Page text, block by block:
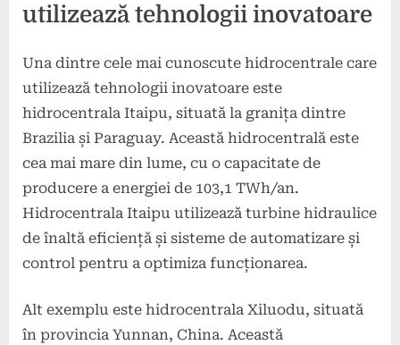
utilizează tehnologii inovatoare
Una dintre cele mai cunoscute hidrocentrale care
utilizează tehnologii inovatoare este
hidrocentrala Itaipu, situată la granița dintre
Brazilia și Paraguay. Această hidrocentrală este
cea mai mare din lume, cu o capacitate de
producere a energiei de 103,1 TWh/an.
Hidrocentrala Itaipu utilizează turbine hidraulice
de înaltă eficiență și sisteme de automatizare și
control pentru a optimiza funcționarea.
Alt exemplu este hidrocentrala Xiluodu, situată
în provincia Yunnan, China. Această